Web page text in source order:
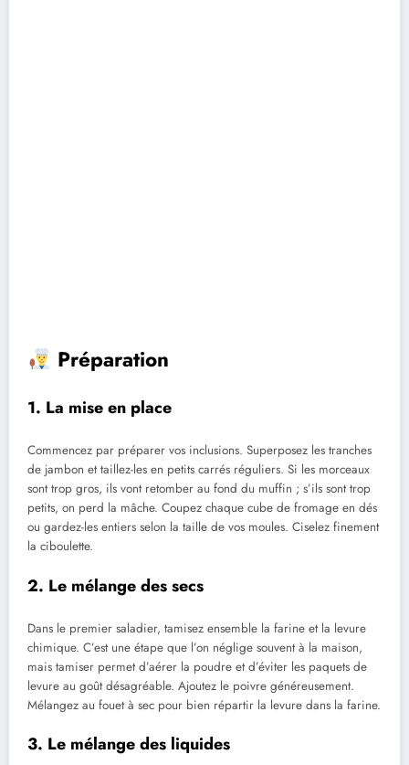
Préparation
1. La mise en place
Commencez par préparer vos inclusions. Superposez les tranches
de jambon et taillez-les en petits carrés réguliers. Si les morceaux
sont trop gros, ils vont retomber au fond du muffin ; s’ils sont trop
petits, on perd la mâche. Coupez chaque cube de fromage en dés
ou gardez-les entiers selon la taille de vos moules. Ciselez finement
la ciboulette.
2. Le mélange des secs
Dans le premier saladier, tamisez ensemble la farine et la levure
chimique. C’est une étape que l’on néglige souvent à la maison,
mais tamiser permet d’aérer la poudre et d’éviter les paquets de
levure au goût désagréable. Ajoutez le poivre généreusement.
Mélangez au fouet à sec pour bien répartir la levure dans la farine.
3. Le mélange des liquides